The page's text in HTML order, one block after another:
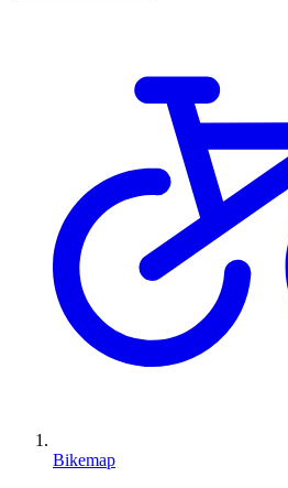
Bikemap